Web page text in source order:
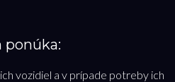
ponúka:
vozidiel a v prípade potreby ich